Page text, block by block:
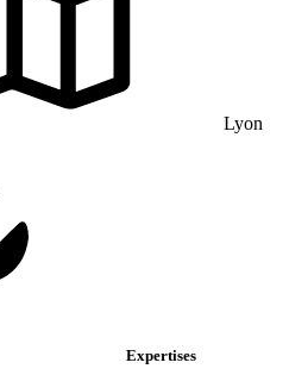
Lyon
Expertises